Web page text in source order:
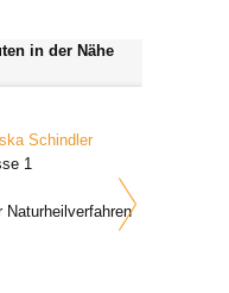
in der Nähe
Schindler
1
Naturheilverfahren